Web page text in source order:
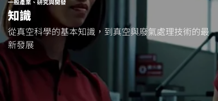
知識
從真空科學的基本知識，到真空與廢氣處理技術的最
新發展